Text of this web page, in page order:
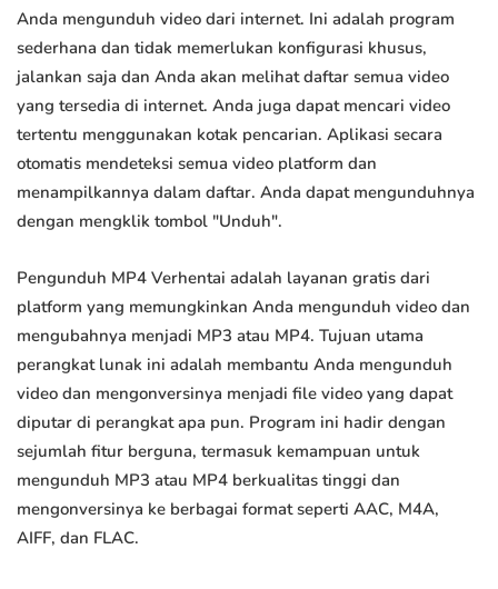
Anda mengunduh video dari internet. Ini adalah program
sederhana dan tidak memerlukan konfigurasi khusus,
jalankan saja dan Anda akan melihat daftar semua video
yang tersedia di internet. Anda juga dapat mencari video
tertentu menggunakan kotak pencarian. Aplikasi secara
otomatis mendeteksi semua video platform dan
menampilkannya dalam daftar. Anda dapat mengunduhnya
dengan mengklik tombol "Unduh".
Pengunduh MP4 Verhentai adalah layanan gratis dari
platform yang memungkinkan Anda mengunduh video dan
mengubahnya menjadi MP3 atau MP4. Tujuan utama
perangkat lunak ini adalah membantu Anda mengunduh
video dan mengonversinya menjadi file video yang dapat
diputar di perangkat apa pun. Program ini hadir dengan
sejumlah fitur berguna, termasuk kemampuan untuk
mengunduh MP3 atau MP4 berkualitas tinggi dan
mengonversinya ke berbagai format seperti AAC, M4A,
AIFF, dan FLAC.